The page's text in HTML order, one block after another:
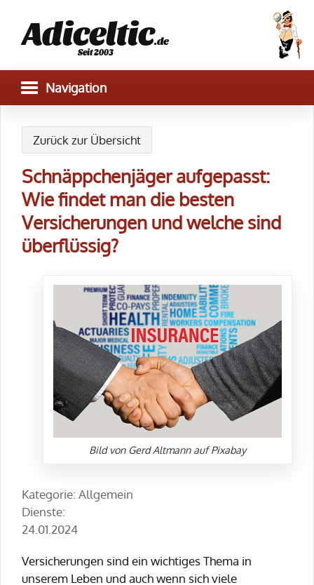
Adiceltic.de
Seit 2003
Zurück zur Übersicht
Schnäppchenjäger aufgepasst:
Wie findet man die besten
Versicherungen und welche sind
überflüssig?
Bild von Gerd Altmann auf Pixabay
Kategorie: Allgemein
Dienste:
24.01.2024
Versicherungen sind ein wichtiges Thema in
unserem Leben und auch wenn sich viele